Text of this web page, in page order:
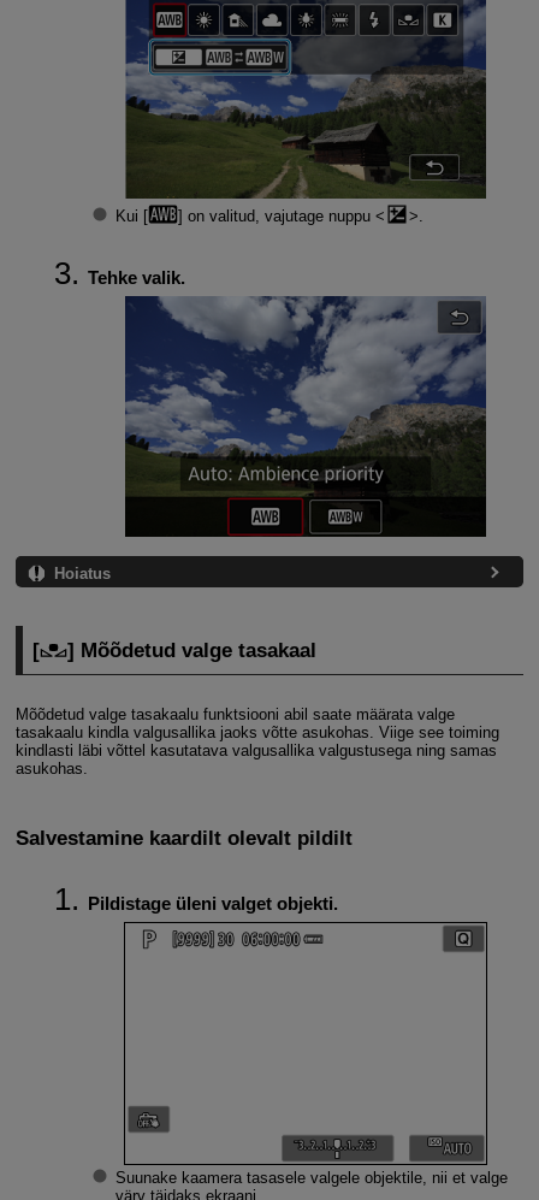
Kui [ ] on valitud, vajutage nuppu .
Tehke valik.
Hoiatus
[ ] Mõõdetud valge tasakaal
Mõõdetud valge tasakaalu funktsiooni abil saate määrata valge
tasakaalu kindla valgusallika jaoks võtte asukohas. Viige see toiming
kindlasti läbi võttel kasutatava valgusallika valgustusega ning samas
asukohas.
Salvestamine kaardilt olevalt pildilt
Pildistage üleni valget objekti.
Suunake kaamera tasasele valgele objektile, nii et valge
värv täidaks ekraani.